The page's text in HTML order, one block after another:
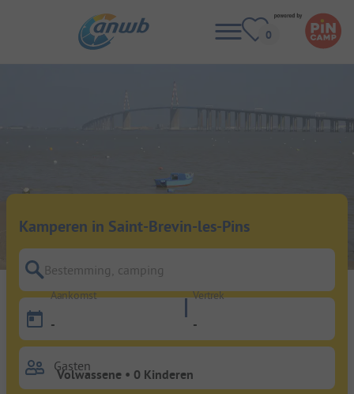
Kamperen in Saint-Brevin-les-Pins
Bestemming, camping
Aankomst
-
Vertrek
-
Gasten